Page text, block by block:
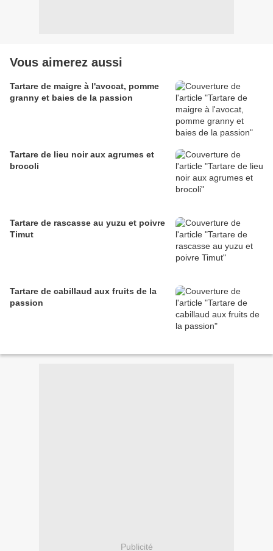
Vous aimerez aussi
Tartare de maigre à l'avocat, pomme
granny et baies de la passion
Tartare de lieu noir aux agrumes et
brocoli
Tartare de rascasse au yuzu et poivre
Timut
Tartare de cabillaud aux fruits de la
passion
Publicité